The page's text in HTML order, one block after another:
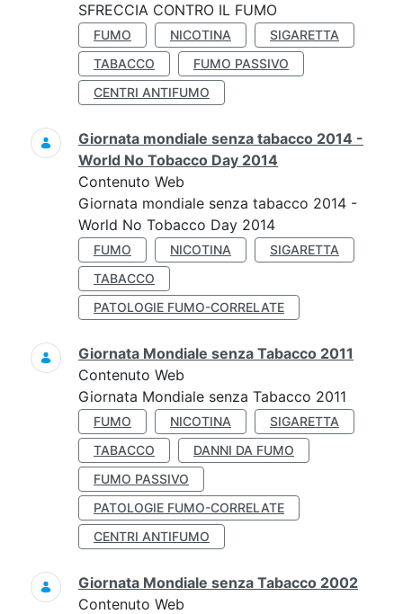
SFRECCIA CONTRO IL FUMO
FUMO NICOTINA
SIGARETTA
TABACCO
FUMO PASSIVO
CENTRI ANTIFUMO
Giornata mondiale senza tabacco 2014 -
World No Tobacco Day 2014
Contenuto Web
Giornata mondiale senza tabacco 2014 -
World No Tobacco Day 2014
FUMO NICOTINA
SIGARETTA
TABACCO
PATOLOGIE FUMO-CORRELATE
Giornata Mondiale senza Tabacco 2011
Contenuto Web
Giornata Mondiale senza Tabacco 2011
FUMO NICOTINA
SIGARETTA
TABACCO
DANNI DA FUMO
FUMO PASSIVO
PATOLOGIE FUMO-CORRELATE
CENTRI ANTIFUMO
Giornata Mondiale senza Tabacco 2002
Contenuto Web